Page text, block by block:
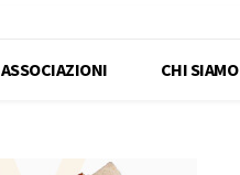
ASSOCIAZIONI CHI SIAMO